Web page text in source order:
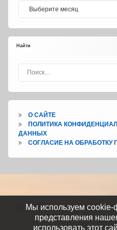
Архивы
Найти
О САЙТЕ
ПОЛИТИКА
ДАННЫХ
СОГЛАСИЕ НА
Тел:
Мы используем
представления
использовать этот